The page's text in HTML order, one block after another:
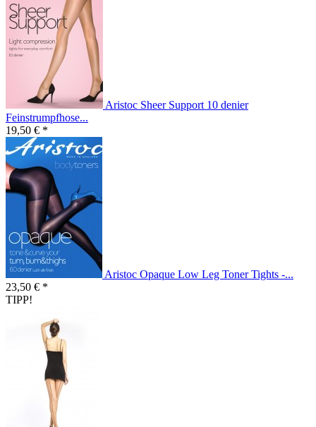
Aristoc Sheer Support 10 denier
Feinstrumpfhose...
19,50 € *
Aristoc Opaque Low Leg Toner Tights -...
23,50 € *
TIPP!